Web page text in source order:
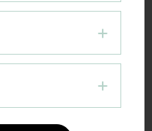
Münchener
1902, Bl.133. Im